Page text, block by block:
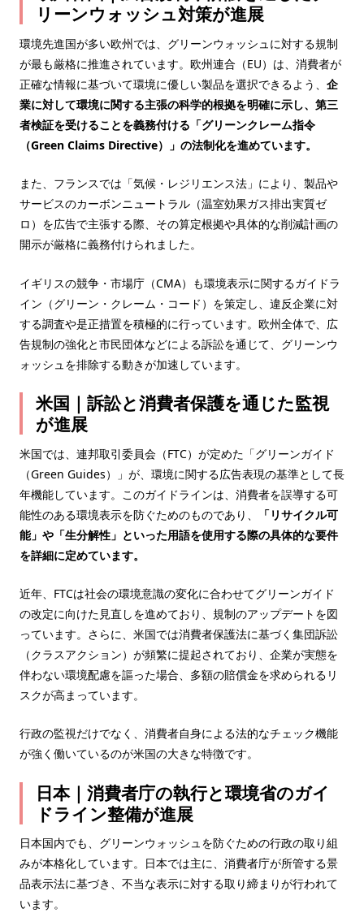
リーンウォッシュ対策が進展
環境先進国が多い欧州では、グリーンウォッシュに対する規制
が最も厳格に推進されています。欧州連合（EU）は、消費者が
正確な情報に基づいて環境に優しい製品を選択できるよう、 企
業に対して環境に関する主張の科学的根拠を明確に示し、第三
者検証を受けることを義務付ける「グリーンクレーム指令
（Green Claims Directive）」の法制化を進めています。
また、フランスでは「気候・レジリエンス法」により、製品や
サービスのカーボンニュートラル（温室効果ガス排出実質ゼ
ロ）を広告で主張する際、その算定根拠や具体的な削減計画の
開示が厳格に義務付けられました。
イギリスの競争・市場庁（CMA）も環境表示に関するガイドラ
イン（グリーン・クレーム・コード）を策定し、違反企業に対
する調査や是正措置を積極的に行っています。欧州全体で、広
告規制の強化と市民団体などによる訴訟を通じて、グリーンウ
ォッシュを排除する動きが加速しています。
米国｜訴訟と消費者保護を通じた監視
が進展
米国では、連邦取引委員会（FTC）が定めた「グリーンガイド
（Green Guides）」が、環境に関する広告表現の基準として長
年機能しています。このガイドラインは、消費者を誤導する可
能性のある環境表示を防ぐためのものであり、
「リサイクル可
能」や「生分解性」といった用語を使用する際の具体的な要件
を詳細に定めています。
近年、FTCは社会の環境意識の変化に合わせてグリーンガイド
の改定に向けた見直しを進めており、規制のアップデートを図
っています。さらに、米国では消費者保護法に基づく集団訴訟
（クラスアクション）が頻繁に提起されており、企業が実態を
伴わない環境配慮を謳った場合、多額の賠償金を求められるリ
スクが高まっています。
行政の監視だけでなく、消費者自身による法的なチェック機能
が強く働いているのが米国の大きな特徴です。
日本｜消費者庁の執行と環境省のガイ
ドライン整備が進展
日本国内でも、グリーンウォッシュを防ぐための行政の取り組
みが本格化しています。日本では主に、消費者庁が所管する景
品表示法に基づき、不当な表示に対する取り締まりが行われて
います。